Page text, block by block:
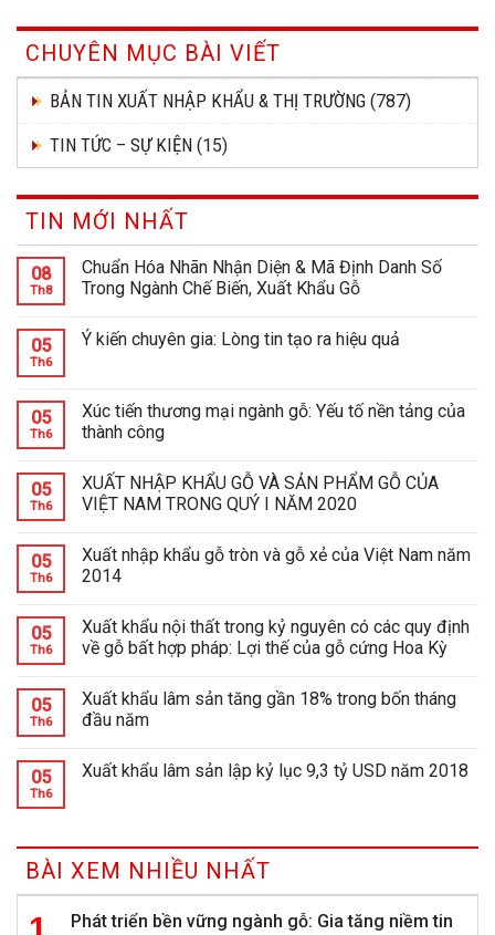
CHUYÊN MỤC BÀI VIẾT
BẢN TIN XUẤT NHẬP KHẨU & THỊ TRƯỜNG (787)
TIN TỨC – SỰ KIỆN (15)
TIN MỚI NHẤT
08
Th8
Chuẩn Hóa Nhãn Nhận Diện & Mã Định Danh Số
Trong Ngành Chế Biến, Xuất Khẩu Gỗ
05
Th6
Ý kiến chuyên gia: Lòng tin tạo ra hiệu quả
05
Th6
Xúc tiến thương mại ngành gỗ: Yếu tố nền tảng của
thành công
05
Th6
XUẤT NHẬP KHẨU GỖ VÀ SẢN PHẨM GỖ CỦA
VIỆT NAM TRONG QUÝ I NĂM 2020
05
Th6
Xuất nhập khẩu gỗ tròn và gỗ xẻ của Việt Nam năm
2014
05
Th6
Xuất khẩu nội thất trong kỷ nguyên có các quy định
về gỗ bất hợp pháp: Lợi thế của gỗ cứng Hoa Kỳ
05
Th6
Xuất khẩu lâm sản tăng gần 18% trong bốn tháng
đầu năm
05
Th6
Xuất khẩu lâm sản lập kỷ lục 9,3 tỷ USD năm 2018
BÀI XEM NHIỀU NHẤT
Phát triển bền vững ngành gỗ: Gia tăng niềm tin